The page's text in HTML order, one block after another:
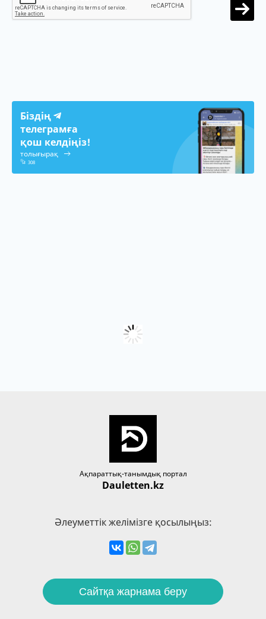
Біздің
телеграмға
қош келдіңіз!
толығырақ
308
Ақпараттық-танымдық портал
Dauletten.kz
Әлеуметтік желімізге қосылыңыз:
Сайтқа жарнама беру